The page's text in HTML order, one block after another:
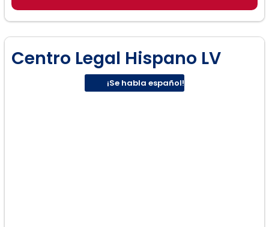
Centro Legal Hispano LV
¡Se habla español!